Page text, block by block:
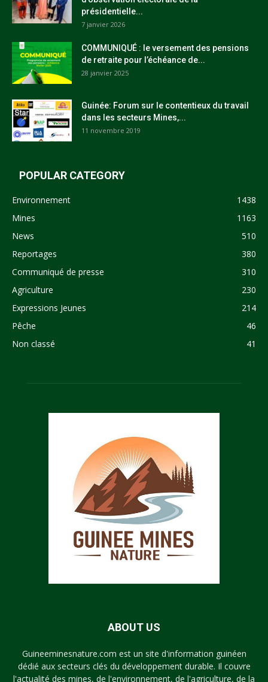
présidentielle...
7 janvier 2026
COMMUNIQUÉ : le versement des pensions
de retraite pour l’échéance de...
28 janvier 2025
Guinée: Forum sur le contentieux du travail
dans les secteurs Mines,...
11 novembre 2019
POPULAR CATEGORY
Environnement
1438
Mines
1163
News
510
Reportages
380
Communiqué de presse
310
Agriculture
230
Expressions Jeunes
214
Pêche
46
Non classé
41
ABOUT US
Guineeminesnature.com est un site d'information guinéen
dédié aux secteurs clés du développement durable. Il couvre
l'actualité des mines, de l'environnement, de l'agriculture, de la